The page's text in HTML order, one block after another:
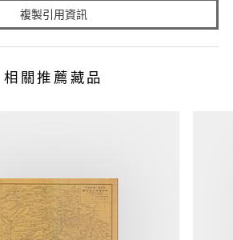
複製引用資訊
相關推薦藏品